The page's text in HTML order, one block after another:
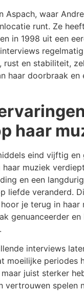
Aspach, waar
runt. Ze
in 1998 uit een
rust en stabiliteit,
haar doorbraak en
haar
eind vijftig
muziek
en een
liefde veranderd.
je terug in haar
genuanceerder
interviews
moeilijke periodes
juist sterker
vertrouwen spelen